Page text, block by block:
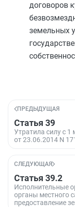
договоров
земельных
ПРЕДЫДУЩАЯ
Статья 39
Утратила силу с 1
от 23.06.2014 N
СЛЕДУЮЩАЯ
Статья 39.2
Исполнительные
органы местного
предоставление